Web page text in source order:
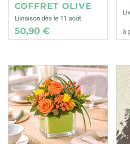
COFFRET OLIVE
Livraison dès le 11 août
50,90 € à